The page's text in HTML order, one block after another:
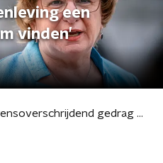
een
vinden’
Beerput grensoverschrijdend gedrag gaat open: ‘Laat zien dat we het als samenleving een serieus probleem vinden’